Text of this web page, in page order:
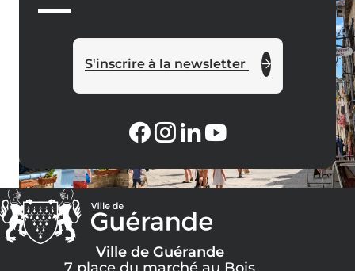
S'inscrire à la newsletter
Ville de Guérande